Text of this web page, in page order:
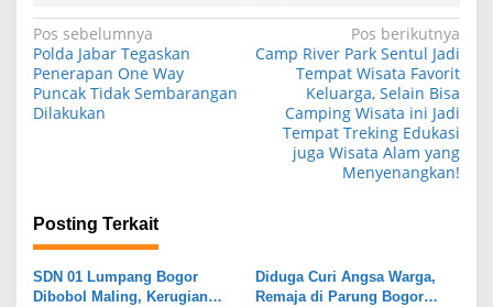
N
a
v
s
i
p
Pos sebelumnya
Polda Jabar Tegaskan
Penerapan One Way
Puncak Tidak Sembarangan
Dilakukan
Pos berikutnya
Camp River Park Sentul Jadi
Tempat Wisata Favorit
Keluarga, Selain Bisa
Camping Wisata ini Jadi
Tempat Treking Edukasi
juga Wisata Alam yang
Menyenangkan!
Posting Terkait
SDN 01 Lumpang Bogor
Dibobol Maling, Kerugian
Diduga Curi Angsa Warga,
Remaja di Parung Bogor